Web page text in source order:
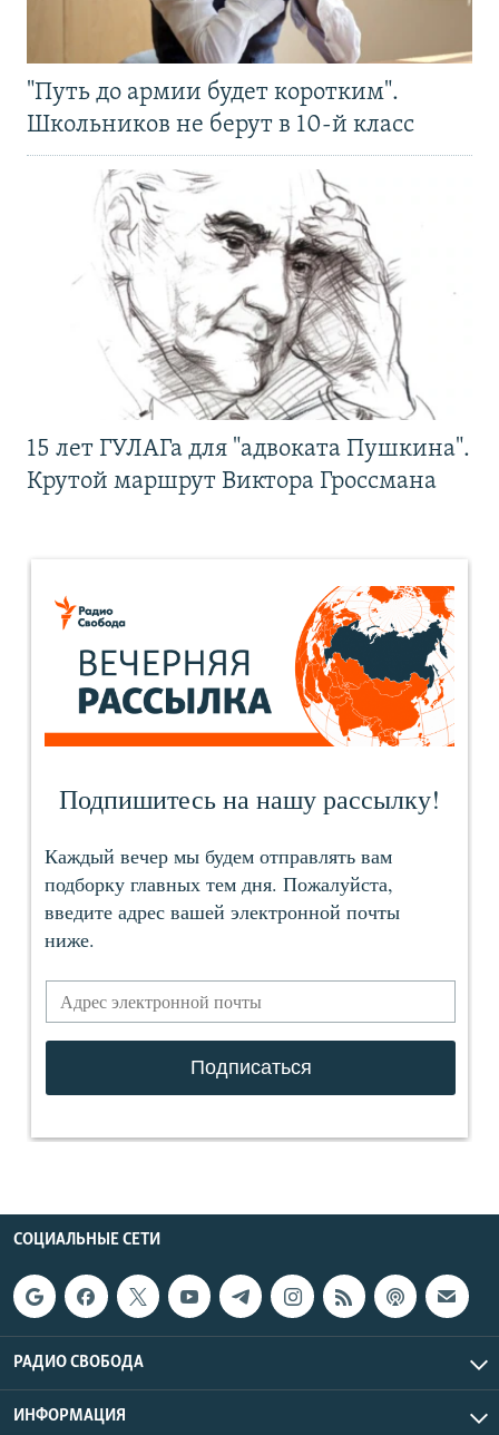
"Путь до армии будет коротким".
Школьников не берут в 10-й класс
15 лет ГУЛАГа для "адвоката Пушкина".
Крутой маршрут Виктора Гроссмана
СОЦИАЛЬНЫЕ СЕТИ
РАДИО СВОБОДА
ИНФОРМАЦИЯ